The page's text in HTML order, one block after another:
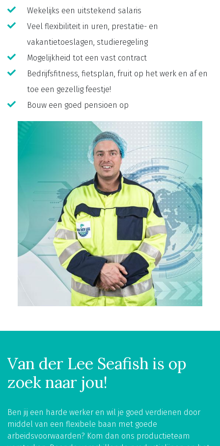
Wekelijks een uitstekend salaris
Veel flexibiliteit in uren, prestatie- en
vakantietoeslagen, studieregeling
Mogelijkheid tot een vast contract
Bedrijfsfitness, fietsplan, fruit op het werk en af en
toe een gezellig feestje!
Bouw een goed pensioen op
Van der Lee Seafish is op
zoek naar jou!
Ben jij een harde werker en wil je goed verdienen door
middel van een flexibele baan met goede
arbeidsvoorwaarden? Kom dan ons productieteam